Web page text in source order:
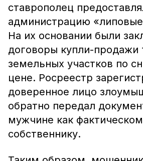
ставрополец
администрацию
На их основании были
договоры купли-продажи
земельных участков по
цене. Росреестр
доверенное лицо
обратно передал
мужчине как
собственнику.